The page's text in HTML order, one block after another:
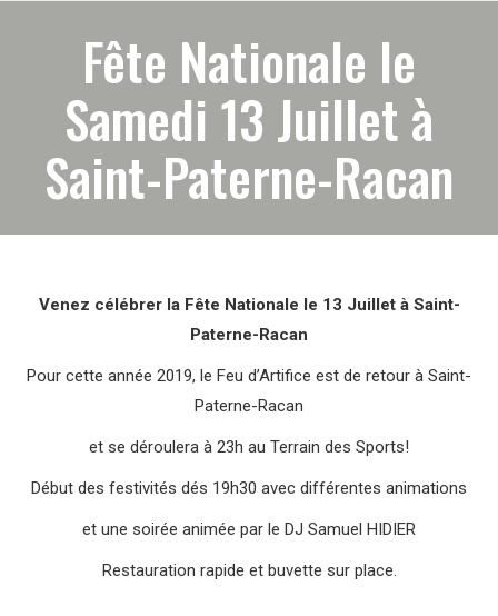
Fête Nationale le
Samedi 13 Juillet à
Saint-Paterne-Racan
Venez célébrer la Fête Nationale le 13 Juillet à Saint-
Paterne-Racan
Pour cette année 2019, le Feu d’Artifice est de retour à Saint-
Paterne-Racan
et se déroulera à 23h au Terrain des Sports!
Début des festivités dés 19h30 avec différentes animations
et une soirée animée par le DJ Samuel HIDIER
Restauration rapide et buvette sur place.